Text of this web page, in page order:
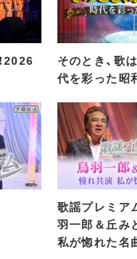
2026
そのとき、歌
代を彩った昭
歌謡プレミ
羽一郎＆丘み
私が惚れた名